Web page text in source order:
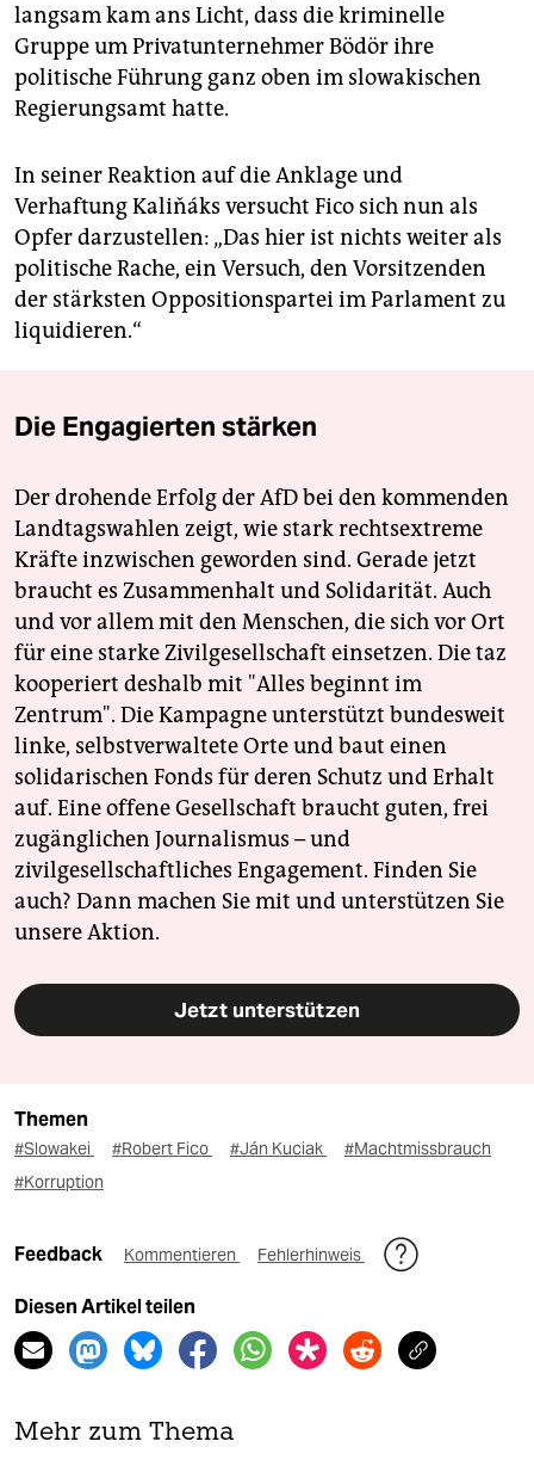
langsam kam ans Licht, dass die kriminelle
Gruppe um Privatunternehmer Bödör ihre
politische Führung ganz oben im slowakischen
Regierungsamt hatte.
In seiner Reaktion auf die Anklage und
Verhaftung Kaliňáks versucht Fico sich nun als
Opfer darzustellen: „Das hier ist nichts weiter als
politische Rache, ein Versuch, den Vorsitzenden
der stärksten Oppositionspartei im Parlament zu
liquidieren.“
Die Engagierten stärken
Der drohende Erfolg der AfD bei den kommenden
Landtagswahlen zeigt, wie stark rechtsextreme
Kräfte inzwischen geworden sind. Gerade jetzt
braucht es Zusammenhalt und Solidarität. Auch
und vor allem mit den Menschen, die sich vor Ort
für eine starke Zivilgesellschaft einsetzen. Die taz
kooperiert deshalb mit "Alles beginnt im
Zentrum". Die Kampagne unterstützt bundesweit
linke, selbstverwaltete Orte und baut einen
solidarischen Fonds für deren Schutz und Erhalt
auf. Eine offene Gesellschaft braucht guten, frei
zugänglichen Journalismus – und
zivilgesellschaftliches Engagement. Finden Sie
auch? Dann machen Sie mit und unterstützen Sie
unsere Aktion.
Jetzt unterstützen
Themen
#Slowakei #Robert Fico #Ján Kuciak
#Machtmissbrauch
#Korruption
Feedback Kommentieren Fehlerhinweis
Diesen Artikel teilen
Mehr zum Thema